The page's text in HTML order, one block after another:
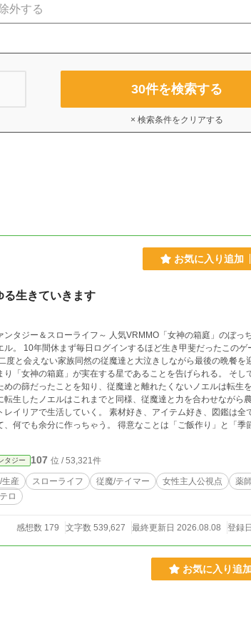
30件を検索する
× 検索条件をクリアする
お気に入り追加
る生きていきます
気VRMMO「女神の箱庭」のぼっちプレイヤー
。 10年間休まず毎日ログインするほど生き甲斐だったこのゲ
「女神の箱庭」が実在する星であることを告げられる。 そし
の篩だったことを知り、従魔達と離れたくないノエルは転生を決意
生したノエルはこれまでと同様、従魔達と力を合わせながら
好き、アイテム好き、図鑑は全て埋めたいタ
何でも余分に作っちゃう。 得意なことは「ご飯作り」と「季
々の作物を作って、収穫して、加工して、保存する。地味で
く時間が流れていくようなお話です。
タジー 107 位 / 53,321件
生産 スローライフ 従魔/テイマー 女性主人公視点
薬
ロ
感想数 179 文字数 539,627 最終更新日 2026.08.08 登録
お気に入り追加